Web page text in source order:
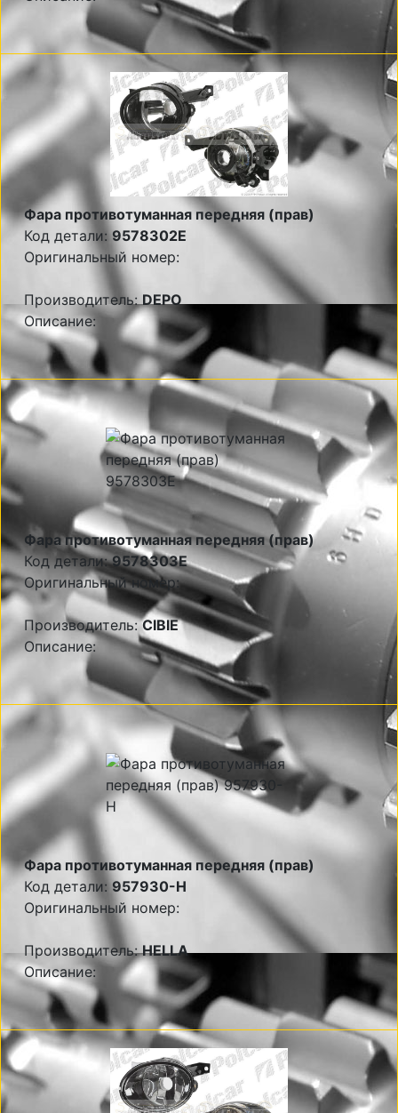
Фара противотуманная передняя (прав)
Код детали: 9578302E
Оригинальный номер:
Производитель:DEPO
Описание:
Фара противотуманная передняя (прав)
Код детали:9578303E
Оригинальный номер:
Производитель:CIBIE
Описание:
Фара противотуманная передняя (прав)
Код детали: 957930-H
Оригинальный номер:
Производитель:HELLA
Описание: